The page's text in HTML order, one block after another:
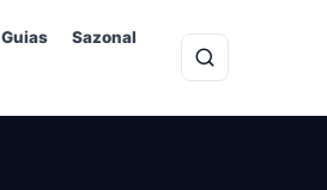
Guias Sazonal